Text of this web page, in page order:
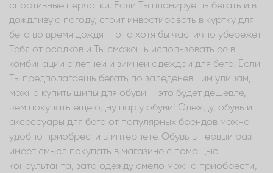
спортивные перчатки. Если Ты планируешь бегать и в
дождливую погоду, стоит инвестировать в куртку для
бега во время дождя – она хотя бы частично убережет
Тебя от осадков и Ты сможешь использовать ее в
комбинации с летней и зимней одеждой для бега. Если
Ты предполагаешь бегать по заледеневшим улицам,
можно купить шипы для обуви – это будет дешевле,
чем покупать еще одну пар у обуви! Одежду, обувь и
аксессуары для бега от популярных брендов можно
удобно приобрести в интернете. Обувь в первый раз
имеет смысл покупать в магазине с помощью
консультанта, зато одежду смело можно приобрести,